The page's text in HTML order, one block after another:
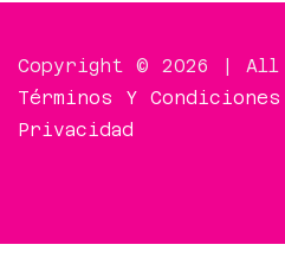
Copyright © 2026 | All
Términos Y Condiciones
Privacidad